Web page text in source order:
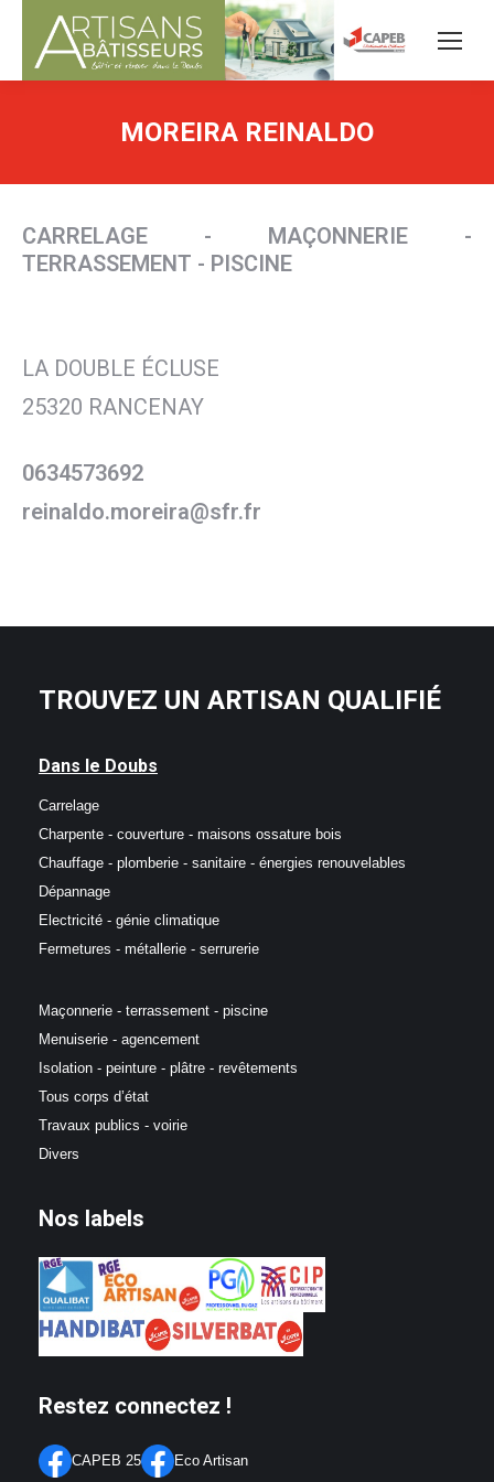
MOREIRA REINALDO
CARRELAGE - MAÇONNERIE -
TERRASSEMENT - PISCINE
LA DOUBLE ÉCLUSE
25320 RANCENAY
0634573692
reinaldo.moreira@sfr.fr
TROUVEZ UN ARTISAN QUALIFIÉ
Dans le Doubs
Carrelage
Charpente - couverture - maisons ossature bois
Chauffage - plomberie - sanitaire - énergies renouvelables
Dépannage
Electricité - génie climatique
Fermetures - métallerie - serrurerie
Maçonnerie - terrassement - piscine
Menuiserie - agencement
Isolation - peinture - plâtre - revêtements
Tous corps d’état
Travaux publics - voirie
Divers
Nos labels
Restez connectez !
CAPEB 25 Eco Artisan